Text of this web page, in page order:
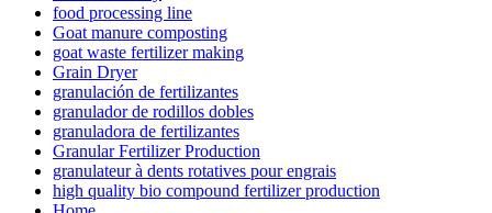
food processing line
Goat manure composting
goat waste fertilizer making
Grain Dryer
granulación de fertilizantes
granulador de rodillos dobles
granuladora de fertilizantes
Granular Fertilizer Production
granulateur à dents rotatives pour engrais
high quality bio compound fertilizer production